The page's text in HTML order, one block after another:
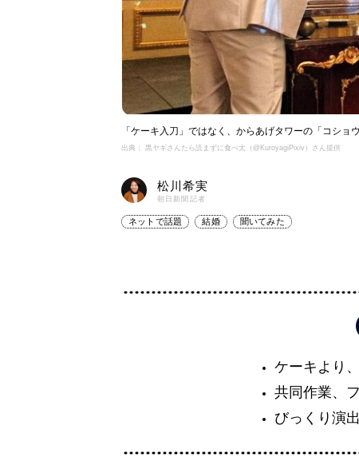
「ケーキ入刀」ではなく、からあげタワーの「コシ
出典： 黒ヤギさんたら読まずに食べ太（@KuroyagiPixiv）さん提供
松川希実
朝日新聞記者
ネットで話題 結婚 聞いてみた
ケーキより
共同作業、
びっくり演